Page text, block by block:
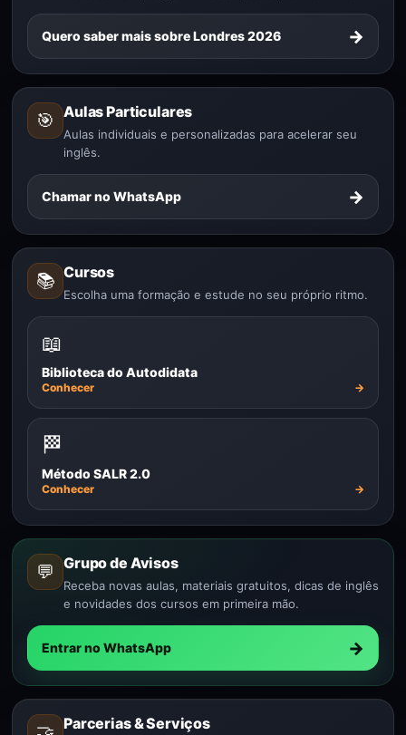
Quero saber mais sobre Londres 2026 →
🎯 Aulas Particulares
Aulas individuais e personalizadas para acelerar seu
inglês.
Chamar no WhatsApp →
📚 Cursos
Escolha uma formação e estude no seu próprio ritmo.
📖
Biblioteca do Autodidata
Conhecer →
🏁
Método SALR 2.0
Conhecer →
💬 Grupo de Avisos
Receba novas aulas, materiais gratuitos, dicas de inglês
e novidades dos cursos em primeira mão.
Entrar no WhatsApp →
Parcerias & Serviços